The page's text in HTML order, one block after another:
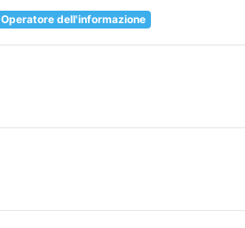
Operatore dell'informazione